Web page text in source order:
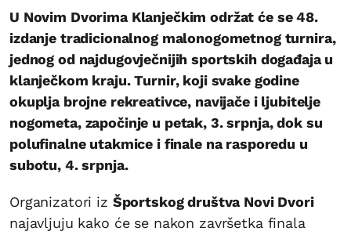
U Novim Dvorima Klanječkim održat će se 48.
izdanje tradicionalnog malonogometnog turnira,
jednog od najdugovječnijih sportskih događaja u
klanječkom kraju. Turnir, koji svake godine
okuplja brojne rekreativce, navijače i ljubitelje
nogometa, započinje u petak, 3. srpnja, dok su
polufinalne utakmice i finale na rasporedu u
subotu, 4. srpnja.
Organizatori iz Športskog društva Novi Dvori
najavljuju kako će se nakon završetka finala